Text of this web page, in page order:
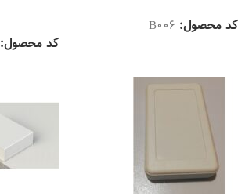
کد محصول: B006
کد محصول: